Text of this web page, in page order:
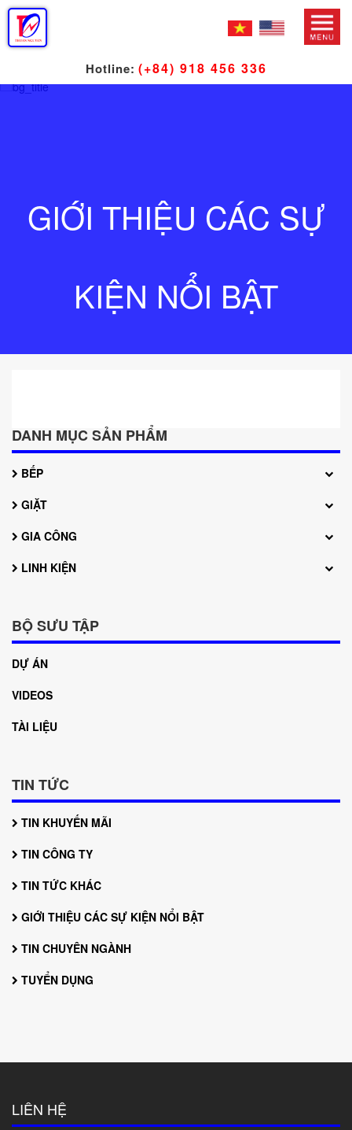
Hotline: (+84) 918 456 336
GIỚI THIỆU CÁC SỰ
KIỆN NỔI BẬT
DANH MỤC SẢN PHẨM
BẾP
GIẶT
GIA CÔNG
LINH KIỆN
BỘ SƯU TẬP
DỰ ÁN
VIDEOS
TÀI LIỆU
TIN TỨC
TIN KHUYẾN MÃI
TIN CÔNG TY
TIN TỨC KHÁC
GIỚI THIỆU CÁC SỰ KIỆN NỔI BẬT
TIN CHUYÊN NGÀNH
TUYỂN DỤNG
LIÊN HỆ